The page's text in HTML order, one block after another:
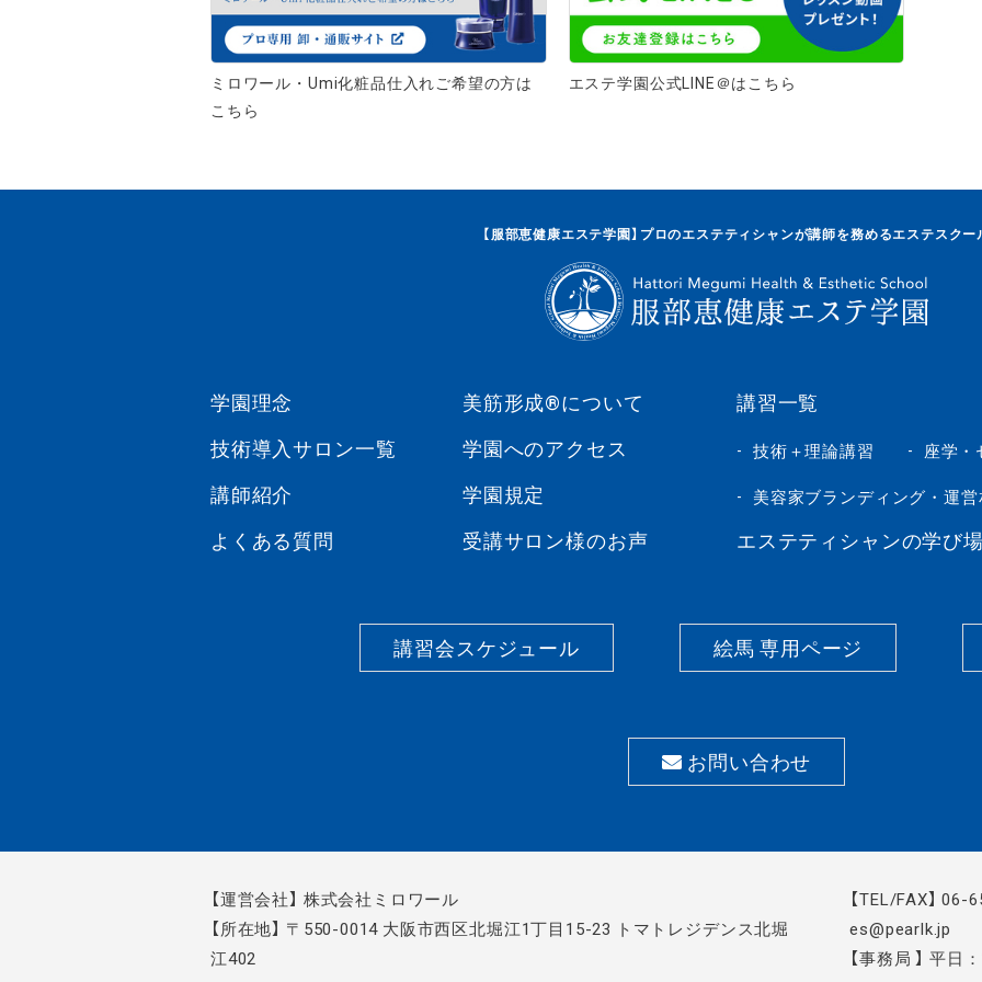
ミロワール・Umi化粧品仕入れご希望の方は
こちら
エステ学園公式LINE＠はこちら
【服部恵健康エステ学園】プロのエステティシャンが講師を務めるエステスクー
講習会スケジュール 絵馬 専用ページ
お問い合わせ
学園理念
美筋形成®について
技術導入サロン一覧
学園へのアクセス
講師紹介
学園規定
よくある質問
受講サロン様のお声
講習一覧
技術＋理論講習
座学・
美容家ブランディング・運営
エステティシャンの学び場
【運営会社】 株式会社ミロワール
【所在地】 〒550-0014 大阪市西区北堀江1丁目15-23 トマトレジデンス北堀
江402
【TEL/FAX】 06-
es@pearlk.jp
【事務局 】 平日